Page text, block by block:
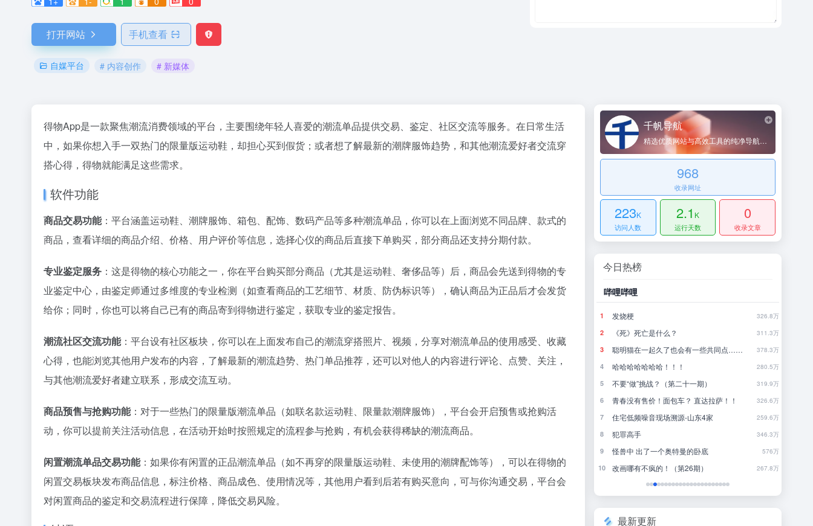
打开网站 手机查看
自媒平台 # 内容创作 # 新媒体
得物App是一款聚焦潮流消费领域的平台，主要围绕年轻人喜爱的潮流单品提供交易、鉴定、社区交流等服务。在日常生活
中，如果你想入手一双热门的限量版运动鞋，却担心买到假货；或者想了解最新的潮牌服饰趋势，和其他潮流爱好者交流穿
搭心得，得物就能满足这些需求。
软件功能
商品交易功能：平台涵盖运动鞋、潮牌服饰、箱包、配饰、数码产品等多种潮流单品，你可以在上面浏览不同品牌、款式的
商品，查看详细的商品介绍、价格、用户评价等信息，选择心仪的商品后直接下单购买，部分商品还支持分期付款。
专业鉴定服务 ：这是得物的核心功能之一，你在平台购买部分商品（尤其是运动鞋、奢侈品等）后，商品会先送到得物的专
业鉴定中心，由鉴定师通过多维度的专业检测（如查看商品的工艺细节、材质、防伪标识等），确认商品为正品后才会发货
给你；同时，你也可以将自己已有的商品寄到得物进行鉴定，获取专业的鉴定报告。
潮流社区交流功能：平台设有社区板块，你可以在上面发布自己的潮流穿搭照片、视频，分享对潮流单品的使用感受、收藏
心得，也能浏览其他用户发布的内容，了解最新的潮流趋势、热门单品推荐，还可以对他人的内容进行评论、点赞、关注，
与其他潮流爱好者建立联系，形成交流互动。
商品预售与抢购功能：对于一些热门的限量版潮流单品（如联名款运动鞋、限量款潮牌服饰），平台会开启预售或抢购活
动，你可以提前关注活动信息，在活动开始时按照规定的流程参与抢购，有机会获得稀缺的潮流商品。
闲置潮流单品交易功能：如果你有闲置的正品潮流单品（如不再穿的限量版运动鞋、未使用的潮牌配饰等），可以在得物的
闲置交易板块发布商品信息，标注价格、商品成色、使用情况等，其他用户看到后若有购买意向，可与你沟通交易，平台会
对闲置商品的鉴定和交易流程进行保障，降低交易风险。
千帆导航
精选优质网站与高效工具的纯净导航平台
968
收录网址
223K
访问人数
2.1 K
运行天数
0
收录文章
今日热榜
36氪
1 21世纪最赚钱的技能是什么？不是 AI
苹果国行AI突然发布，首次官宣牵手阿里，Mac用上千问了
4 卡西欧小方块，是我今年最想要的智能戒指 3
5
7 这一次，腾讯想填补国内射击空白 10
8 OpenAI用1年时间证明，你并不用为AI换浏览器 19
10 OpenAI高管：Codex这样的Harness，也就再火俩月 12
百度热搜
中国第1高楼阻尼器摆动明显
4 首个全国产10万卡AI超集群投用
7 “老头乐”为啥禁不掉
8 男孩被浪卷走 台风过境才能海上搜寻
10 日本火山喷发 天空瞬间一片漆黑
哔哩哔哩
1 发烧梗 326.8万
2 《死》死亡是什么？ 311.3万
3 聪明猫在一起久了也会有一些共同点…… 378.3万
4 哈哈哈哈哈哈哈！！！ 280.5万
5 不要“做”挑战？（第二十一期） 319.9万
6 青春没有售价！面包车？ 直达拉萨！！ 326.6万
7 住宅低频噪音现场溯源-山东4家 259.6万
8 犯罪高手 346.3万
9 怪兽中 出了一个奥特曼的卧底 576万
10 改画哪有不疯的！（第26期） 267.8万
最新更新